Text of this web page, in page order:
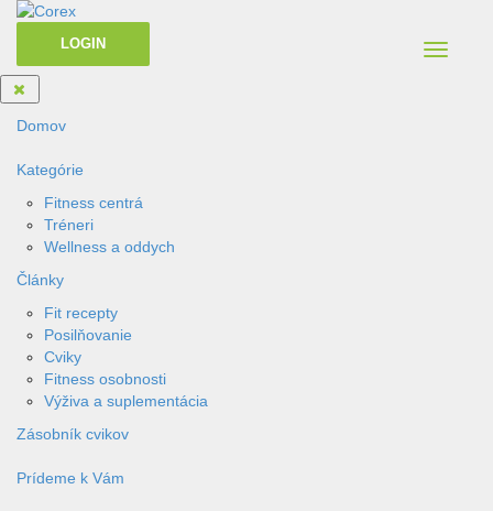
Toggle
LOGIN
Domov
Kategórie
Fitness centrá
Tréneri
Wellness a oddych
Články
Fit recepty
Posilňovanie
Cviky
Fitness osobnosti
Výživa a suplementácia
Zásobník cvikov
Prídeme k Vám